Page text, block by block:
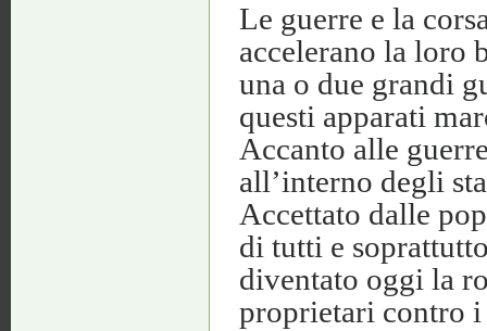
Le guerre e la
accelerano la loro
una o due grandi
questi apparati
Accanto alle
all’interno degli
Accettato dalle
di tutti e
diventato oggi la
proprietari contro